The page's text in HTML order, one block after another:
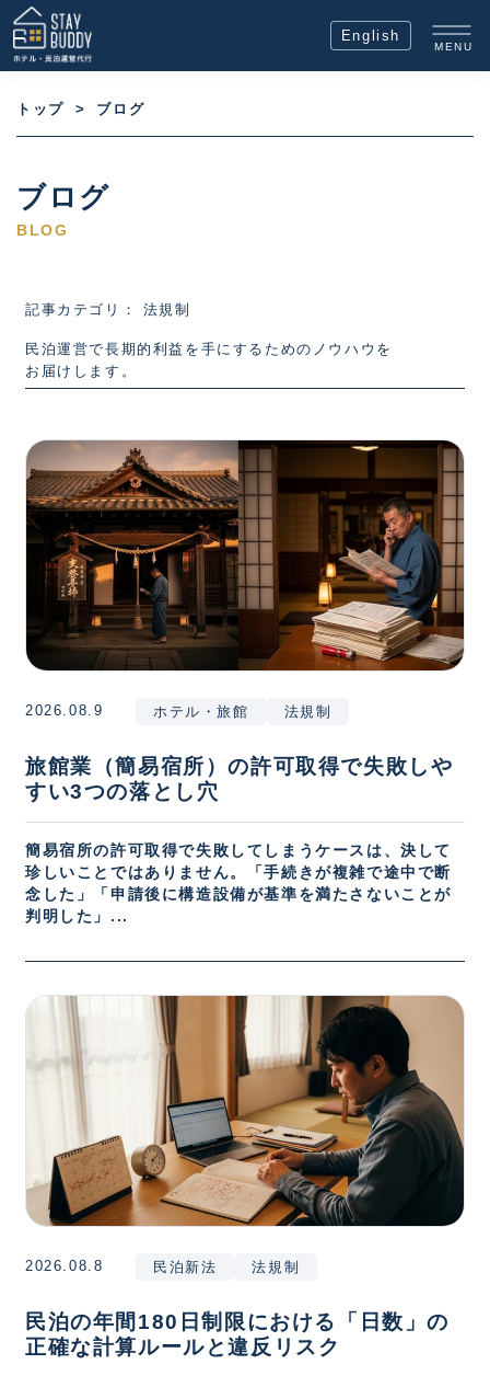
English
MENU
トップ > ブログ
ブログ
BLOG
記事カテゴリ： 法規制
民泊運営で長期的利益を手にするためのノウハウを
お届けします。
2026.08.9 ホテル・旅館 法規制
旅館業（簡易宿所）の許可取得で失敗しや
すい3つの落とし穴
簡易宿所の許可取得で失敗してしまうケースは、決して
珍しいことではありません。「手続きが複雑で途中で断
念した」「申請後に構造設備が基準を満たさないことが
判明した」...
2026.08.8 民泊新法 法規制
民泊の年間180日制限における「日数」の
正確な計算ルールと違反リスク